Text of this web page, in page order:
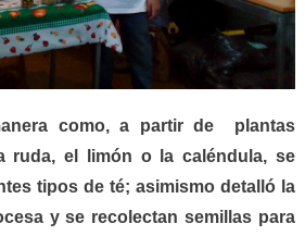
como, a partir de plantas
ruda, el limón o la caléndula, se
tipos de té; asimismo detalló la
y se recolectan semillas para